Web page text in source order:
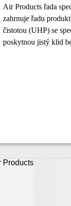
Air Products řada
zahrnuje řadu
čistotou (UHP) se
poskytnou jistý klid